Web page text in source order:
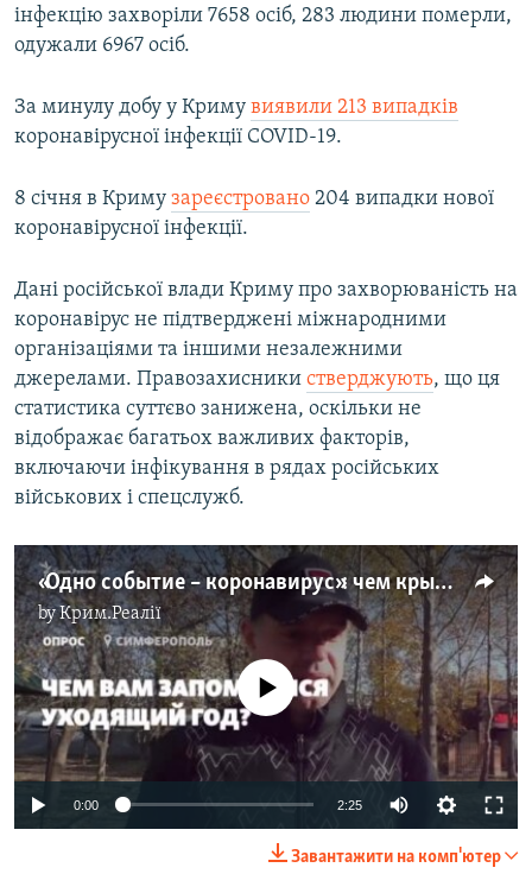
інфекцію захворіли 7658 осіб, 283 людини померли,
одужали 6967 осіб.
За минулу добу у Криму виявили 213 випадків
коронавірусної інфекції COVID-19.
8 січня в Криму зареєстровано 204 випадки нової
коронавірусної інфекції.
Дані російської влади Криму про захворюваність на
коронавірус не підтверджені міжнародними
організаціями та іншими незалежними
джерелами. Правозахисники стверджують, що ця
статистика суттєво занижена, оскільки не
відображає багатьох важливих факторів,
включаючи інфікування в рядах російських
військових і спецслужб.
«Одно событие – коронавирус»: чем крымчанам запомнился уходящий год? (видео)
byКрим.Реалії
No media source currently available
0:00 2:25
Завантажити на комп'ютер